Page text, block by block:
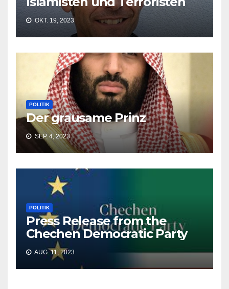
OKT. 19, 2023
POLITIK
Der grausame Prinz
SEP. 4, 2023
POLITIK
Press Release from the
Chechen Democratic Party
AUG. 11, 2023